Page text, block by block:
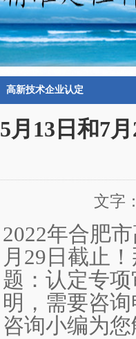
高新技术企业认定
5月13日和7
文字
2022年合肥
月29日截止
题：认定专
明， 需要咨
咨询小编为